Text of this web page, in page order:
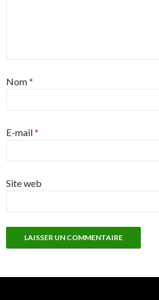
Nom*
E-mail*
Site web